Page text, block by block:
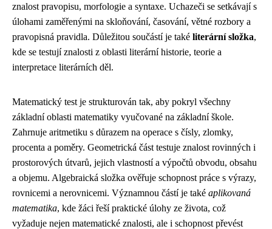
znalost pravopisu, morfologie a syntaxe. Uchazeči se setkávají s
úlohami zaměřenými na skloňování, časování, větné rozbory a
pravopisná pravidla. Důležitou součástí je také literární složka,
kde se testují znalosti z oblasti literární historie, teorie a
interpretace literárních děl.
Matematický test je strukturován tak, aby pokryl všechny
základní oblasti matematiky vyučované na základní škole.
Zahrnuje aritmetiku s důrazem na operace s čísly, zlomky,
procenta a poměry. Geometrická část testuje znalost rovinných i
prostorových útvarů, jejich vlastností a výpočtů obvodu, obsahu
a objemu. Algebraická složka ověřuje schopnost práce s výrazy,
rovnicemi a nerovnicemi. Významnou částí je také aplikovaná
matematika, kde žáci řeší praktické úlohy ze života, což
vyžaduje nejen matematické znalosti, ale i schopnost převést